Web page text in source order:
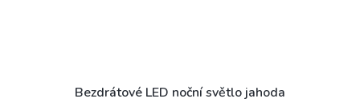
Bezdrátové LED noční světlo jahoda